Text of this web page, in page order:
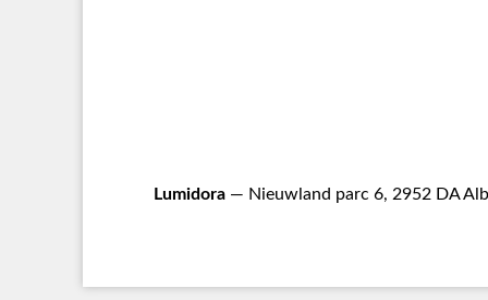
Lumidora — Nieuwland parc 6, 2952 DA